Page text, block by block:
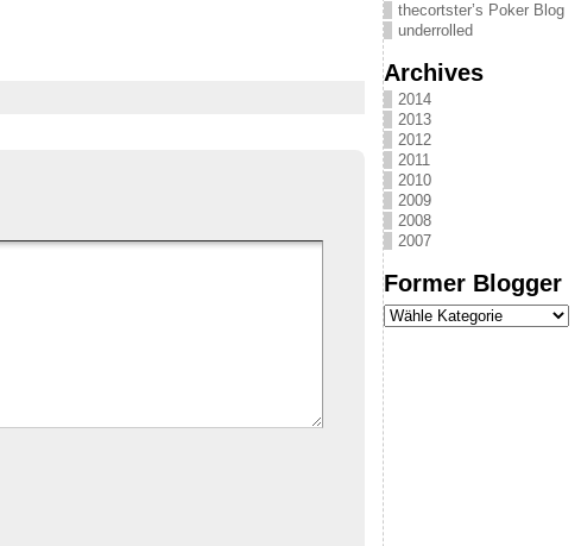
thecortster’s Poker Blog
underrolled
Archives
2014
2013
2012
2011
2010
2009
2008
2007
Former Blogger